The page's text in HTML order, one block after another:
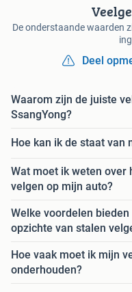
De onderstaande waarden
Deel
Waarom zijn de juiste
SsangYong?
Hoe kan ik de staat
Wat moet ik weten over
velgen op mijn auto?
Welke voordelen
opzichte van stalen
Hoe vaak moet ik mijn
onderhouden?